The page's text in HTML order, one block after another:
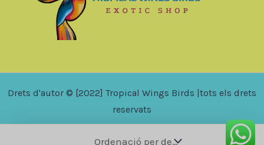
Drets d'autor © [2022] Tropical Wings Birds |tots els drets
reservats